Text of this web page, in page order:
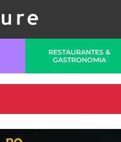
RESTAURANTES &
GASTRONOMIA